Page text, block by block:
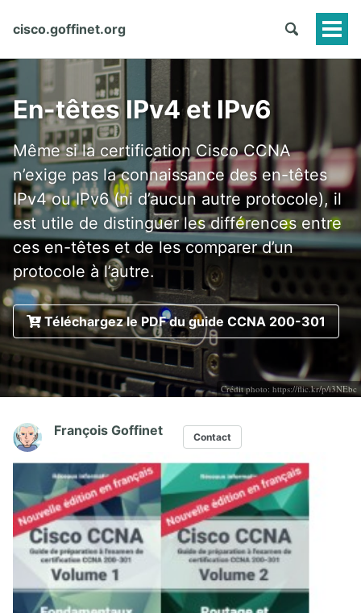
cisco.goffinet.org
En-têtes IPv4 et IPv6
Même si la certification Cisco CCNA
n’exige pas la connaissance des en-têtes
IPv4 ou IPv6 (ni d’aucun autre protocole), il
est utile de distinguer les différences entre
ces en-têtes et de les comparer d’un
protocole à l’autre.
Téléchargez le PDF du guide CCNA 200-301
Crédit photo: https://flic.kr/p/i3NEbc
François Goffinet Contact